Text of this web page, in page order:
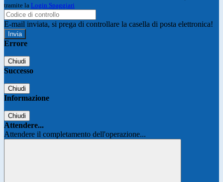
tramite la Login Spaggiari
E-mail inviata, si prega di controllare la casella di posta elettronica!
Errore
Chiudi
Successo
Chiudi
Informazione
Chiudi
Attendere...
Attendere il completamento dell'operazione...